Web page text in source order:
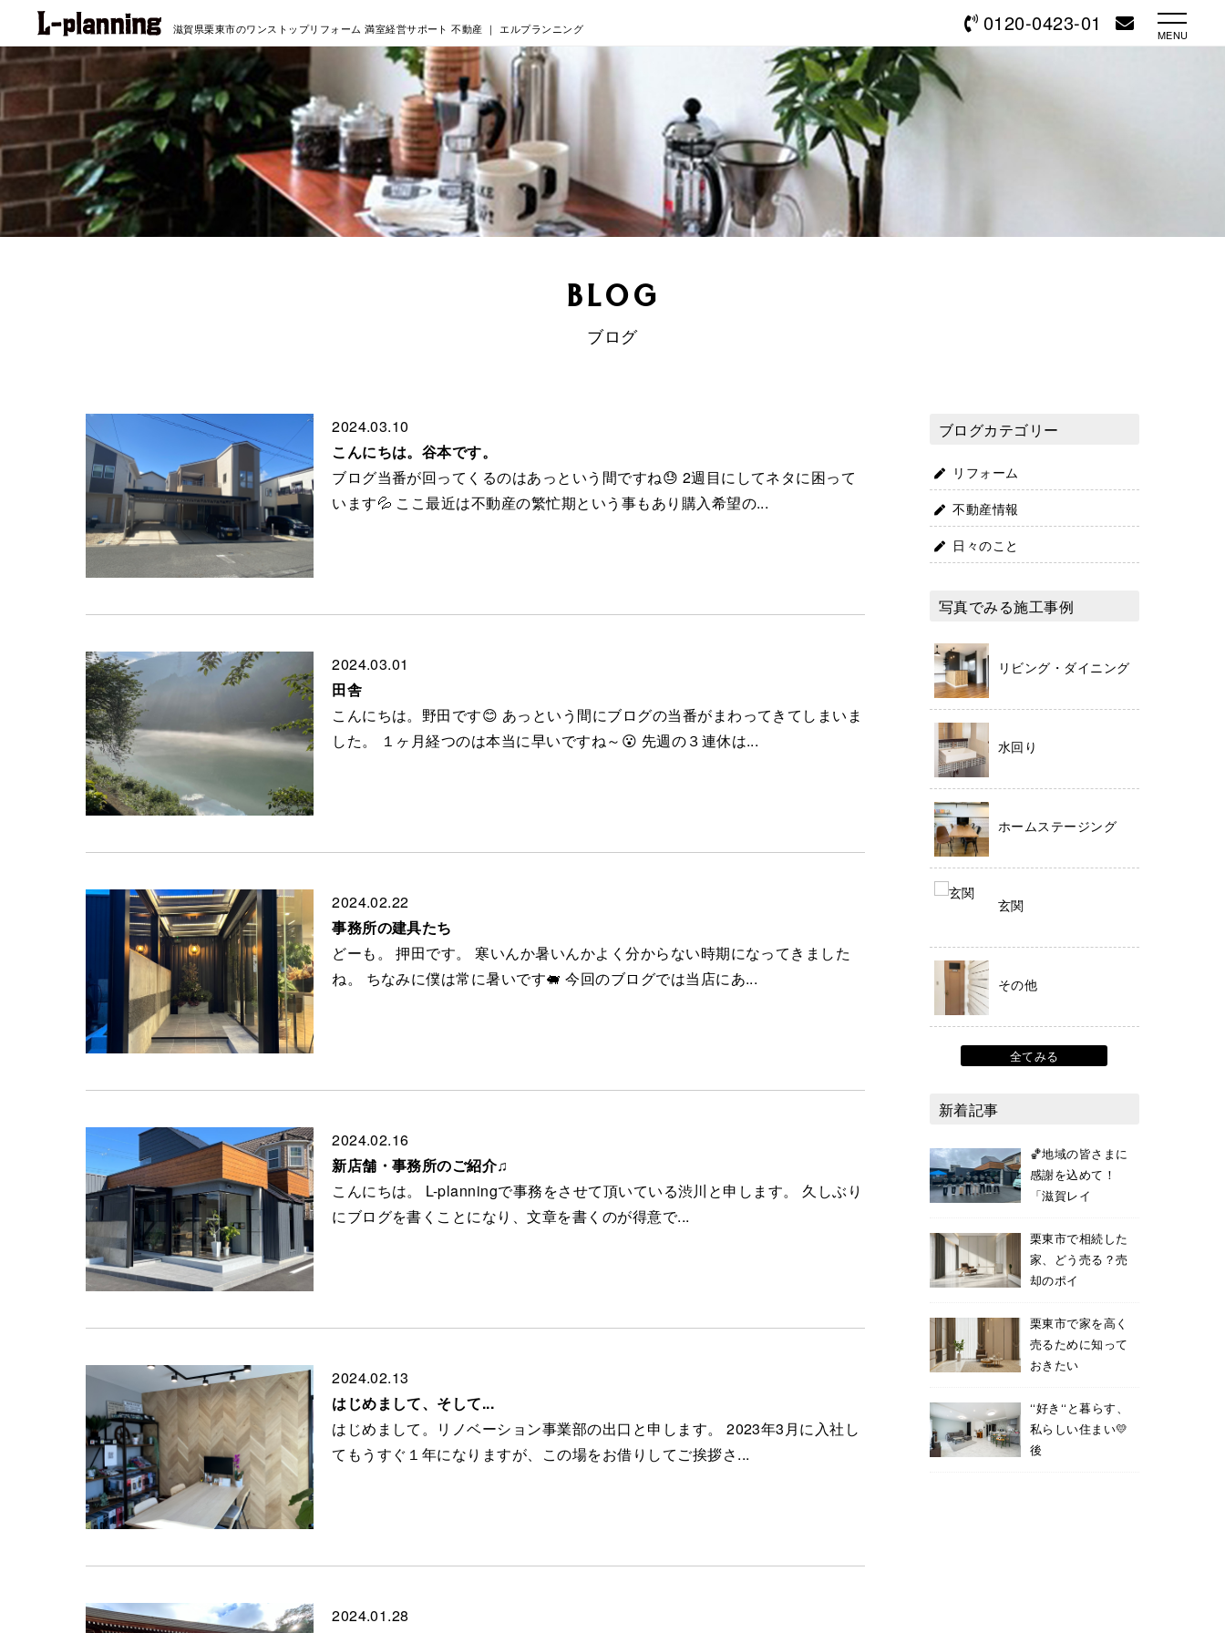
滋賀県栗東市のワンストップリフォーム満室経営サポート 不動産 ｜ エルプランニング 0120-0423-01 MENU
BLOG
ブログ
2024.03.10
こんにちは。谷本です。
ブログ当番が回ってくるのはあっという間ですね😓 2週目にしてネタに困って
います💦 ここ最近は不動産の繁忙期という事もあり購入希望の...
2024.03.01
田舎
こんにちは。野田です😊 あっという間にブログの当番がまわってきてしまいま
した。 １ヶ月経つのは本当に早いですね～😮 先週の３連休は...
2024.02.22
事務所の建具たち
どーも。 押田です。 寒いんか暑いんかよく分からない時期になってきました
ね。 ちなみに僕は常に暑いです🐖 今回のブログでは当店にあ...
2024.02.16
新店舗・事務所のご紹介♫
こんにちは。 L-planningで事務をさせて頂いている渋川と申します。 久しぶり
にブログを書くことになり、文章を書くのが得意で...
2024.02.13
はじめまして、そして...
はじめまして。リノベーション事業部の出口と申します。 2023年3月に入社し
てもうすぐ１年になりますが、この場をお借りしてご挨拶さ...
2024.01.28
ブログカテゴリー
リフォーム
不動産情報
日々のこと
写真でみる施工事例
リビング・ダイニング
水回り
ホームステージング
玄関
その他
全てみる
新着記事
🏀地域の皆さまに
感謝を込めて！
「滋賀レイ
栗東市で相続した
家、どう売る？売
却のポイ
栗東市で家を高く
売るために知って
おきたい
‘‘好き‘‘と暮らす、
私らしい住まい💛
後